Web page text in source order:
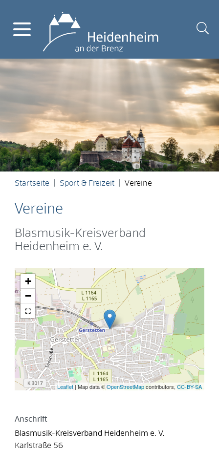
Startseite Sport & Freizeit Vereine
Vereine
Blasmusik-Kreisverband
Heidenheim e. V.
+
−
Leaflet | Map data ©OpenStreetMapcontributors,CC-BY-SA
Anschrift
Blasmusik-Kreisverband Heidenheim e. V.
Karlstraße 56